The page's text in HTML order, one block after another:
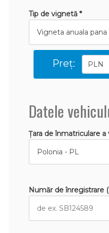
Tip de vignetă *
Preț:
Datele
Țara de înmatriculare a
Număr de înregistrare